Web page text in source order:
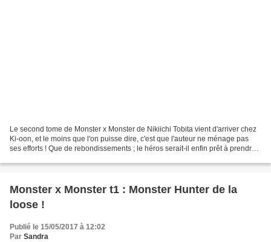
Le second tome de Monster x Monster de Nikiichi Tobita vient d'arriver chez
Ki-oon, et le moins que l'on puisse dire, c'est que l'auteur ne ménage pas
ses efforts ! Que de rebondissements ; le héros serait-il enfin prêt à prendre
Monster x Monster t1 : Monster Hunter de la
loose !
Publié le 15/05/2017 à 12:02
Par Sandra